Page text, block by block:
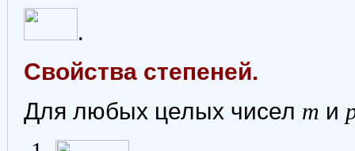
.
Свойства степеней.
Для любых целых чисел m и